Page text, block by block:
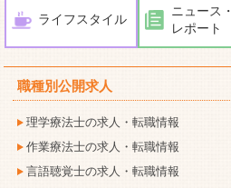
ライフスタイル
ニュース・
レポート
職種別公開求人
理学療法士の求人・転職情報
作業療法士の求人・転職情報
言語聴覚士の求人・転職情報